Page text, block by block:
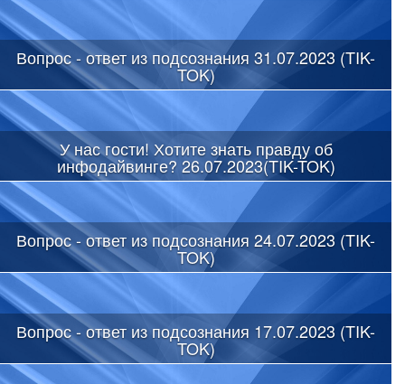
Вопрос - ответ из подсознания 31.07.2023 (TIK-
TOK)
У нас гости! Хотите знать правду об
инфодайвинге? 26.07.2023(TIK-TOK)
Вопрос - ответ из подсознания 24.07.2023 (TIK-
TOK)
Вопрос - ответ из подсознания 17.07.2023 (TIK-
TOK)